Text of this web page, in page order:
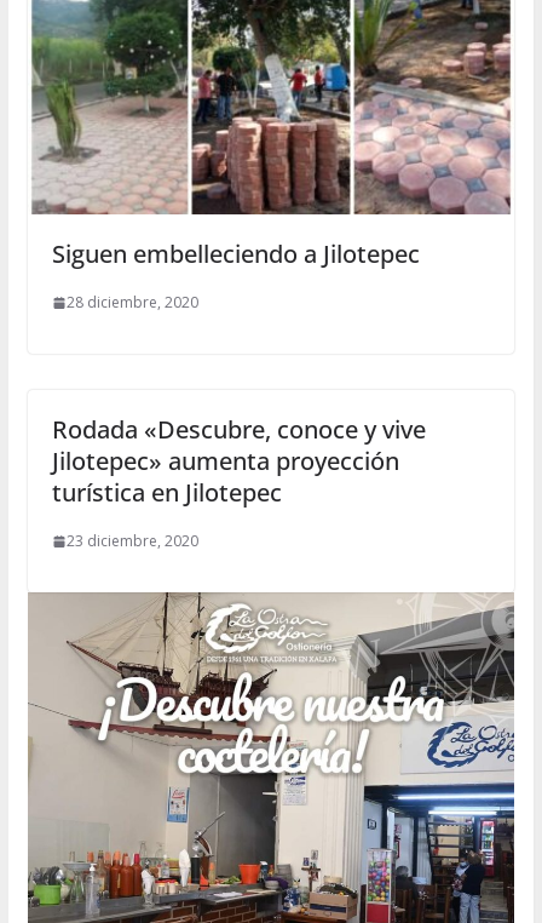
Siguen embelleciendo a Jilotepec
28 diciembre, 2020
Rodada «Descubre, conoce y vive
Jilotepec» aumenta proyección
turística en Jilotepec
23 diciembre, 2020